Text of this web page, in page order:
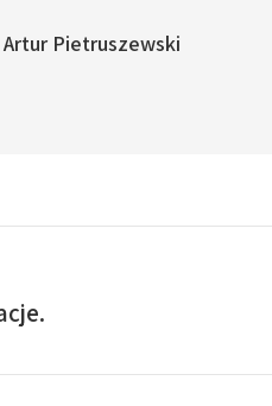
Artur Pietruszewski